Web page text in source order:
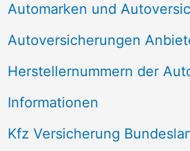
Automarken und
Autoversicherungen
Herstellernummern der
Informationen
Kfz Versicherung